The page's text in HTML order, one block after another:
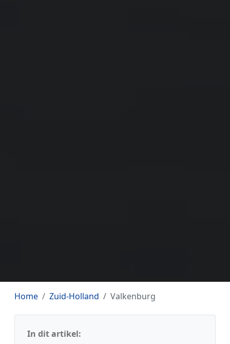
Home Zuid-Holland Valkenburg
In dit artikel: